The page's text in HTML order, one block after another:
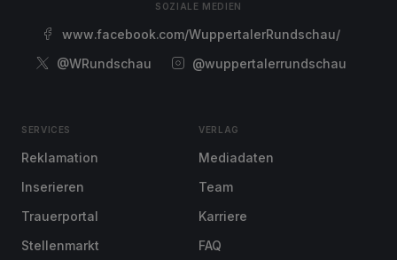
SOZIALE MEDIEN
www.facebook.com/WuppertalerRundschau/
@WRundschau
@wuppertalerrundschau
SERVICES
Reklamation
Inserieren
Trauerportal
Stellenmarkt
VERLAG
Mediadaten
Team
Karriere
FAQ